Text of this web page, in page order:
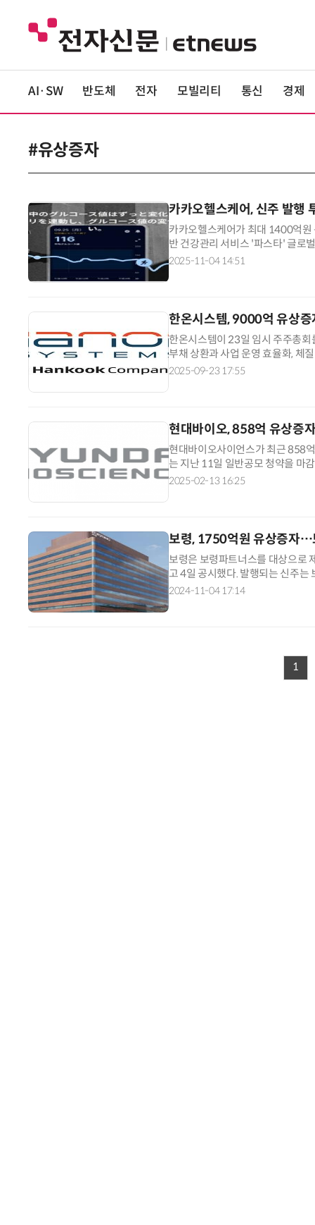
AI·SW 반도체 전자 모빌리티 통신 경제
#유상증자
카카오헬스케어, 신주 발행
카카오헬스케어가 최대 1400억원
반 건강관리 서비스 '파스타' 글로
가 목적이다. 4일 관련업계에 따
2025-11-04 14:51
한온시스템, 9000억 유상
한온시스템이 23일 임시 주주총
부채 상환과 사업 운영 효율화, 체
주 3억4750만주(기존 발행 주식
2025-09-23 17:55
현대바이오, 858억 유상증
현대바이오사이언스가 최근 858
는 지난 11일 일반공모 청약을 마
주를 접수했다. 구주주 배정분을
2025-02-13 16:25
보령, 1750억원 유상증자…
보령은 보령파트너스를 대상으로
고 4일 공시했다. 발행되는 신주
다. 납입일은 이달 13일이며, 신주
2024-11-04 17:14
1